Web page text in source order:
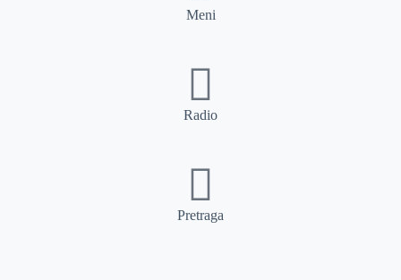
Meni
Radio
Pretraga